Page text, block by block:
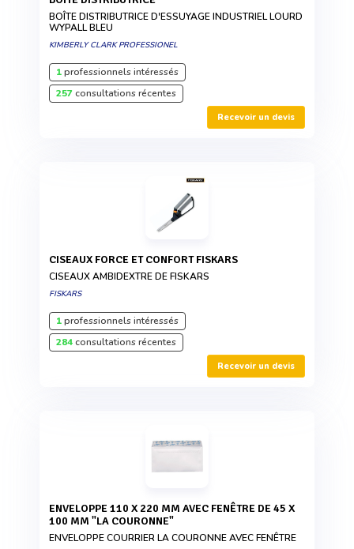
BOÎTE DISTRIBUTRICE D'ESSUYAGE INDUSTRIEL LOURD
WYPALL BLEU
KIMBERLY CLARK PROFESSIONEL
1professionnels intéressés
257consultations récentes
Recevoir un devis
CISEAUX FORCE ET CONFORT FISKARS
CISEAUX AMBIDEXTRE DE FISKARS
FISKARS
1professionnels intéressés
284consultations récentes
Recevoir un devis
ENVELOPPE 110 X 220 MM AVEC FENÊTRE DE 45 X
100 MM "LA COURONNE"
ENVELOPPE COURRIER LA COURONNE AVEC FENÊTRE